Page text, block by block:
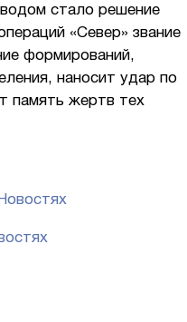
стало решение
«Север» звание
формирований,
наносит удар по
память жертв тех